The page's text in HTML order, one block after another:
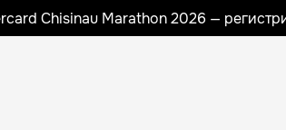
Chisinau Marathon 2026 —